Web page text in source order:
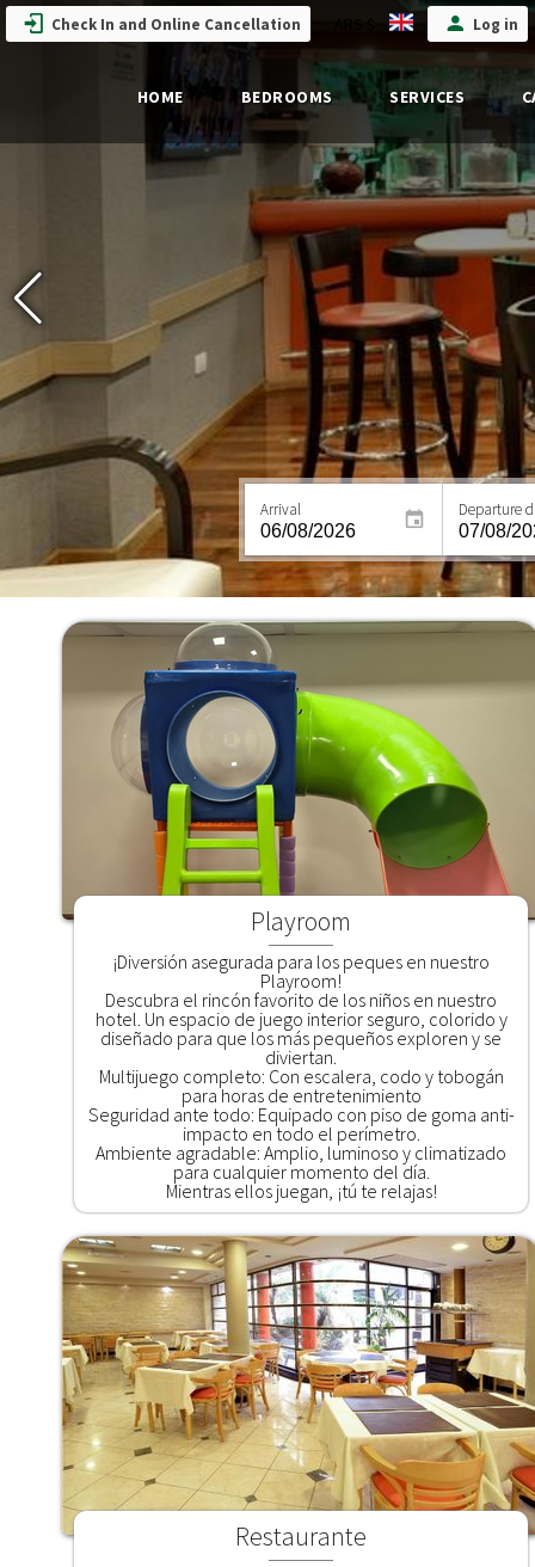
Check In and Online Cancellation Log in
HOME BEDROOMS SERVICES
Arrival Departure
Playroom
¡Diversión asegurada para los peques en nuestro
Playroom!
Descubra el rincón favorito de los niños en nuestro
hotel. Un espacio de juego interior seguro, colorido y
diseñado para que los más pequeños exploren y se
diviertan.
Multijuego completo: Con escalera, codo y tobogán
para horas de entretenimiento
Seguridad ante todo: Equipado con piso de goma anti-
impacto en todo el perímetro.
Ambiente agradable: Amplio, luminoso y climatizado
para cualquier momento del día.
Mientras ellos juegan, ¡tú te relajas!
Restaurante